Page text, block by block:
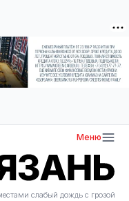
Меню
слабый дождь с грозой